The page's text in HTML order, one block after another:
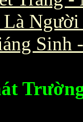
Là
Sinh